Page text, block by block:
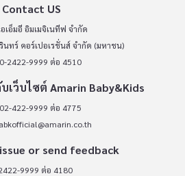
Contact US
เอ็มอี อิมเมจิเนทีฟ จำกัด
นทร์ คอร์เปอเรชั่นส์ จำกัด (มหาชน)
2422-9999 ต่อ 4510
ว็บไซต์ Amarin Baby&Kids
422-9999 ต่อ 4775
abkofficial@amarin.co.th
or send feedback
9999 ต่อ 4180